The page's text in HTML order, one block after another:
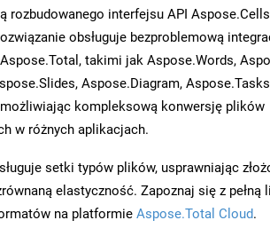
rozbudowanego interfejsu API
obsługuje bezproblemową
takimi jak Aspose.Words,
Aspose.Diagram,
kompleksową konwersję plików
w różnych aplikacjach.
setki typów plików, usprawniając
elastyczność. Zapoznaj się z pełną
na platformie Aspose.Total Cloud.